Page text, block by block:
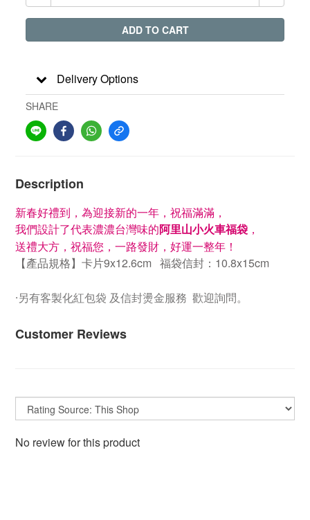
ADD TO CART
Delivery Options
SHARE
Description
新春好禮到，為迎接新的一年，祝福滿滿，
我們設計了代表濃濃台灣味的阿里山小火車福袋 ，
送禮大方 ， 祝福您，一路發財，好運一整年！
【產品規格】卡片9x12.6cm 福袋信封：10.8x15cm
·另有客製化紅包袋 及信封燙金服務 歡迎詢問。
Customer Reviews
No review for this product